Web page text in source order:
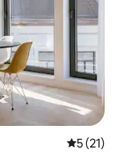
5 (21)